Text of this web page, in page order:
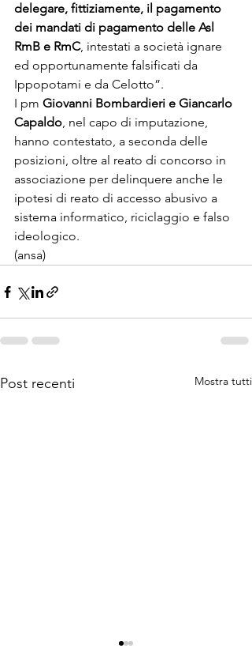
delegare, fittiziamente, il pagamento
dei mandati di pagamento delle Asl
RmB e RmC, intestati a società ignare
ed opportunamente falsificati da
Ippopotami e da Celotto”.
I pm Giovanni Bombardieri e Giancarlo
Capaldo, nel capo di imputazione,
hanno contestato, a seconda delle
posizioni, oltre al reato di concorso in
associazione per delinquere anche le
ipotesi di reato di accesso abusivo a
sistema informatico, riciclaggio e falso
ideologico.
(ansa)
Post recenti Mostra tutti